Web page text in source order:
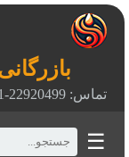
تماس: 22920499-021
☰